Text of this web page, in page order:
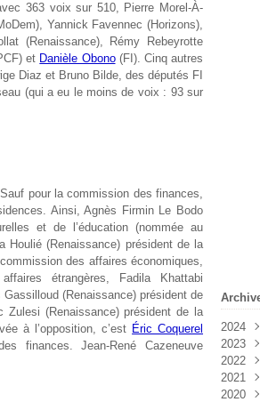
363 voix sur 510, Pierre Morel-À-
Yannick Favennec (Horizons),
(Renaissance), Rémy Rebeyrotte
et Danièle Obono(FI). Cinq autres
Diaz et Bruno Bilde, des députés FI
(qui a eu le moins de voix : 93 sur
pour la commission des finances,
Ainsi, Agnès Firmin Le Bodo
et de l’éducation (nommée au
Houlié (Renaissance) président de la
des affaires économiques,
étrangères, Fadila Khattabi
(Renaissance) président de
(Renaissance) président de la
à l’opposition, c’est Éric Coquerel
finances. Jean-René Cazeneuve
2024
2023
2022
2021
2020